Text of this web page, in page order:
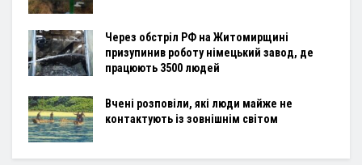
Через обстріл РФ на Житомирщині
призупинив роботу німецький завод, де
працюють 3500 людей
Вчені розповіли, які люди майже не
контактують із зовнішнім світом